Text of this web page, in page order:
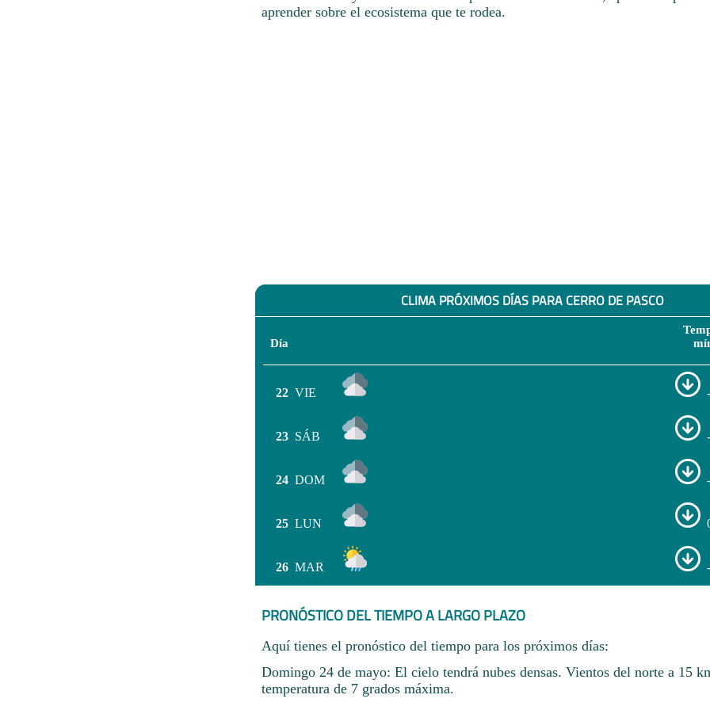
aprender sobre el ecosistema que te rodea.
CLIMA PRÓXIMOS DÍAS PARA CERRO DE PASCO
Día
22 VIE
23 SÁB
24 DOM
25 LUN
26 MAR
PRONÓSTICO DEL TIEMPO A LARGO PLAZO
Aquí tienes el pronóstico del tiempo para los próximos días:
Domingo 24 de mayo: El cielo tendrá nubes densas. Vientos del norte a 15
temperatura de 7 grados máxima.